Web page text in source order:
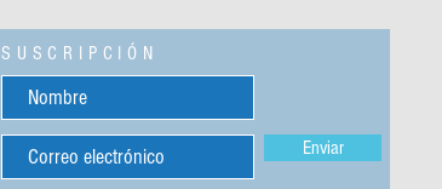
SUSCRIPCIÓN
Enviar